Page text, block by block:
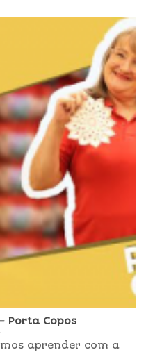
Porta Copos
aprender com a